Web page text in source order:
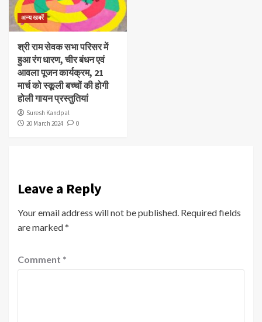
अन्य खबरें
श्री राम सेवक सभा परिसर में
हुआ रंग धारण, चीर बंधन एवं
आवला पूजन कार्यक्रम, 21
मार्च को स्कूली बच्चों की होगी
होली गायन प्रस्तुतियां
Suresh Kandpal
20 March 2024
0
Leave a Reply
Your email address will not be published. Required fields
are marked*
Comment *